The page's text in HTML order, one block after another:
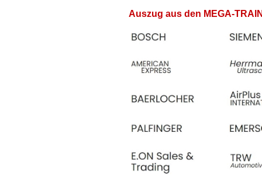
Auszug aus den MEGA-